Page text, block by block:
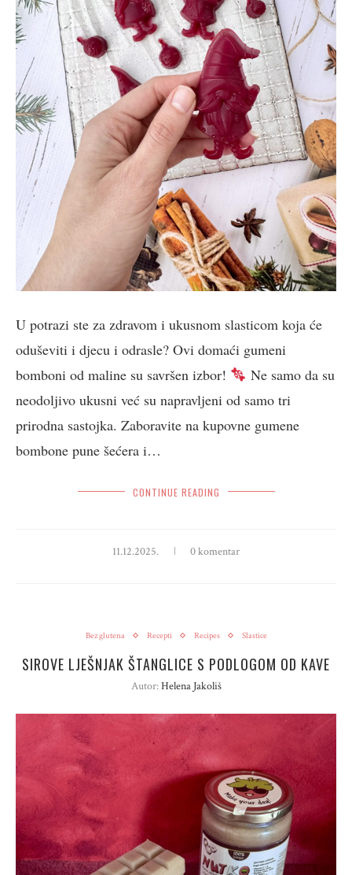
U potrazi ste za zdravom i ukusnom slasticom koja će
oduševiti i djecu i odrasle? Ovi domaći gumeni
bomboni od maline su savršen izbor!
Ne samo da su
neodoljivo ukusni već su napravljeni od samo tri
prirodna sastojka. Zaboravite na kupovne gumene
bombone pune šećera i…
CONTINUE READING
11.12.2025. 0 komentar
Bez glutena Recepti Recipes Slastice
SIROVE LJEŠNJAK ŠTANGLICE S PODLOGOM OD KAVE
Autor:Helena Jakoliš